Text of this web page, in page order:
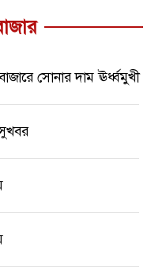
সোনার দাম ঊর্ধ্বমুখী